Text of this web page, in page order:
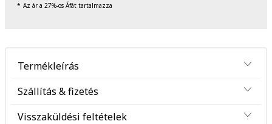
Az ár a 27%-os Áfát tartalmazza
Termékleírás
Szállítás & fizetés
Visszaküldési feltételek